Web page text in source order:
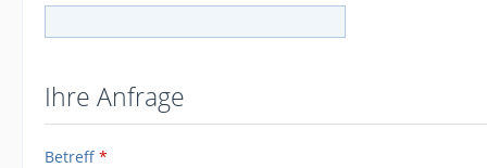
Ihre Anfrage
Betreff *